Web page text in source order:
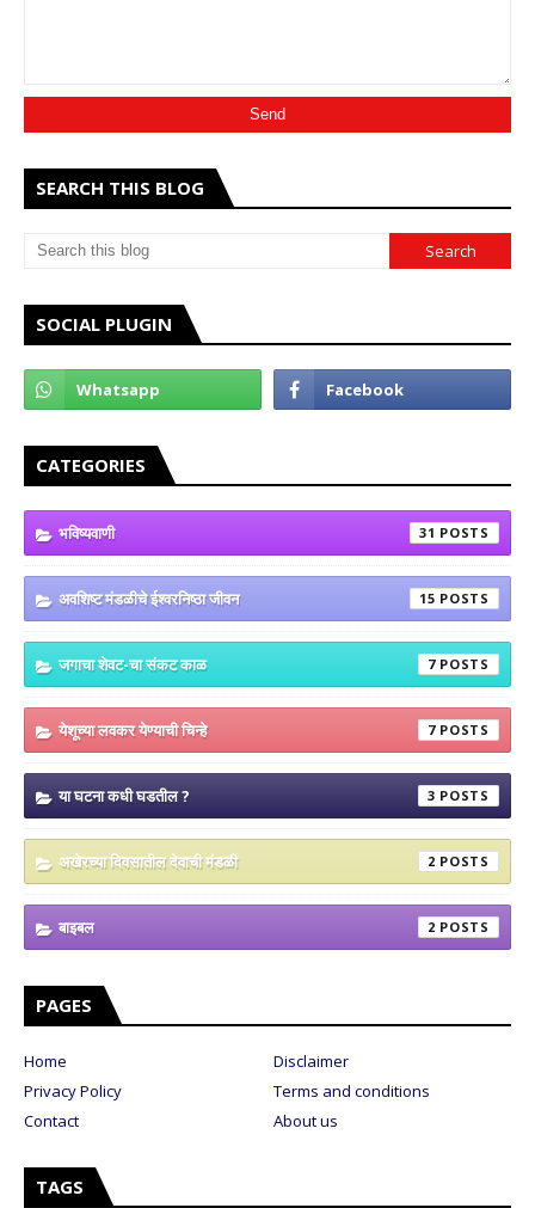
SEARCH THIS BLOG
SOCIAL PLUGIN
CATEGORIES
भविष्यवाणी 31
अवशिष्ट मंडळीचे ईश्वरनिष्ठा जीवन 15
जगाचा शेवट-चा संकट काळ 7
येशूच्या लवकर येण्याची चिन्हे 7
या घटना कधी घडतील ? 3
अखेरच्या दिवसातील देवाची मंडळी 2
बाइबल 2
PAGES
Home
Disclaimer
Privacy Policy
Terms and conditions
Contact
About us
TAGS